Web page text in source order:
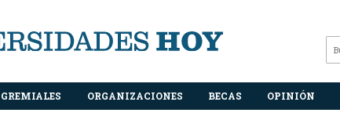
GREMIALES ORGANIZACIONES BECAS OPINIÓN